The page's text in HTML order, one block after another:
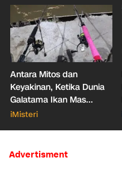
Antara Mitos dan
Keyakinan, Ketika Dunia
Galatama Ikan Mas
Bersentuhan dengan Hal
iMisteri
Advertisment